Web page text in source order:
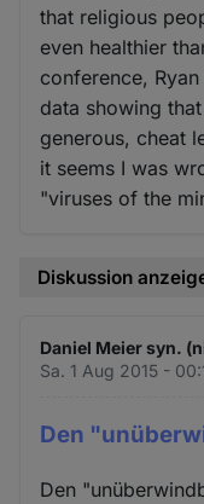
that religious
even healthier
conference,
data showing
generous, cheat
it seems I was
"viruses of the
Diskussion
Daniel Meier syn.
Sa. 1 Aug 2015 -
Den
Den